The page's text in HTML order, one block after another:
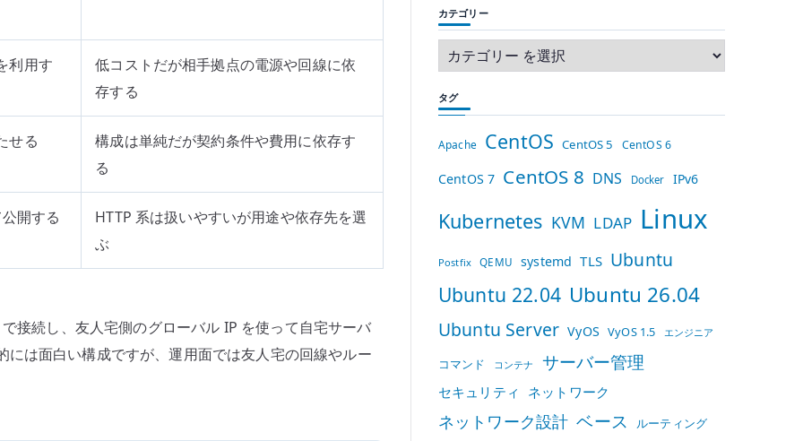
利用す
低コストだが相手拠点の電源や回線に依
存する
せる
構成は単純だが契約条件や費用に依存す
る
開する
HTTP 系は扱いやすいが用途や依存先を選
ぶ
接続し、友人宅側のグローバル IP を使って自宅サーバ
は面白い構成ですが、運用面では友人宅の回線やルー
カテゴリー
タグ
Apache CentOS CentOS 5 CentOS 6
CentOS 7 CentOS 8 DNS Docker IPv6
Kubernetes KVM LDAP Linux
Postfix QEMU systemd TLS Ubuntu
Ubuntu 22.04 Ubuntu 26.04
Ubuntu Server VyOS VyOS 1.5 エンジニア
コマンド コンテナ サーバー管理
セキュリティ ネットワーク
ネットワーク設計 ベース ルーティング